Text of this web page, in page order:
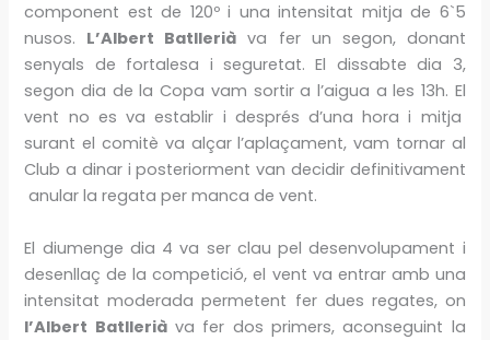
component est de 120º i una intensitat mitja de 6`5
nusos. L’Albert Batllerià va fer un segon, donant
senyals de fortalesa i seguretat. El dissabte dia 3,
segon dia de la Copa vam sortir a l’aigua a les 13h. El
vent no es va establir i després d’una hora i mitja
surant el comitè va alçar l’aplaçament, vam tornar al
Club a dinar i posteriorment van decidir definitivament
anular la regata per manca de vent.
El diumenge dia 4 va ser clau pel desenvolupament i
desenllaç de la competició, el vent va entrar amb una
intensitat moderada permetent fer dues regates, on
l’Albert Batlleriàva fer dos primers, aconseguint la